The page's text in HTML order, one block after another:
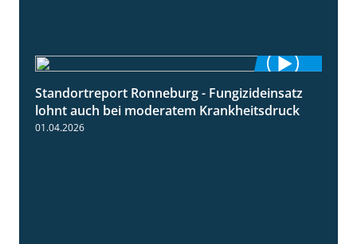
5:04
Standortreport Ronneburg - Fungizideinsatz
lohnt auch bei moderatem Krankheitsdruck
01.04.2026